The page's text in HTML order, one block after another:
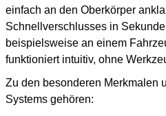
einfach an den Oberkörper
Schnellverschlusses in
beispielsweise an einem
funktioniert intuitiv, ohne
Zu den besonderen Merkmalen
Systems gehören: